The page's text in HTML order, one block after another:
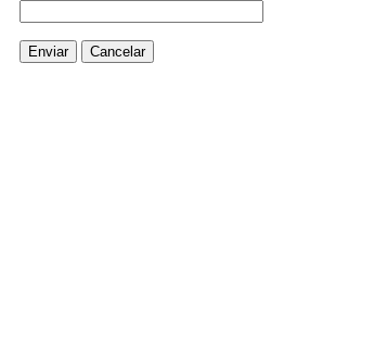
Enviar Cancelar